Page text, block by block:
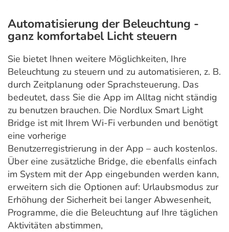
Automatisierung der Beleuchtung -
ganz komfortabel Licht steuern
Sie bietet Ihnen weitere Möglichkeiten, Ihre
Beleuchtung zu steuern und zu automatisieren, z. B.
durch Zeitplanung oder Sprachsteuerung. Das
bedeutet, dass Sie die App im Alltag nicht ständig
zu benutzen brauchen. Die Nordlux Smart Light
Bridge ist mit Ihrem Wi-Fi verbunden und benötigt
eine vorherige
Benutzerregistrierung in der App – auch kostenlos.
Über eine zusätzliche Bridge, die ebenfalls einfach
im System mit der App eingebunden werden kann,
erweitern sich die Optionen auf: Urlaubsmodus zur
Erhöhung der Sicherheit bei langer Abwesenheit,
Programme, die die Beleuchtung auf Ihre täglichen
Aktivitäten abstimmen,